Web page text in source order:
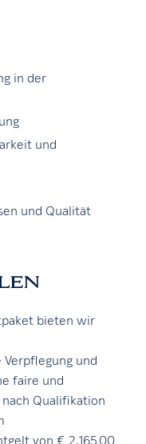
in der
und
und Qualität
bieten wir
und
faire und
Qualifikation
von € 2.165,00